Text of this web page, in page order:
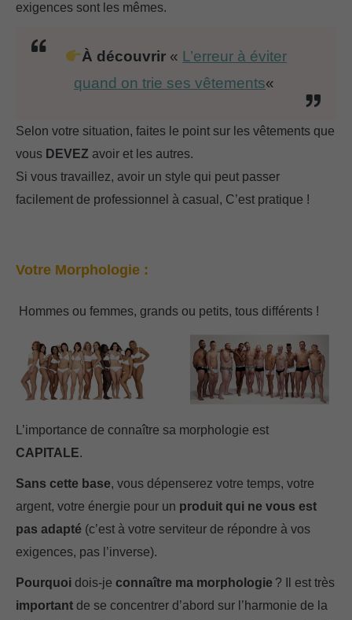
exigences sont les mêmes.
À découvrir « L’erreur à éviter
quand on trie ses vêtements«
Selon votre situation, faites le point sur les vêtements que
vous DEVEZ avoir et les autres.
Si vous travaillez, avoir un style qui peut passer
facilement de professionnel à casual, C’est pratique !
Votre Morphologie :
Hommes ou femmes, grands ou petits, tous différents !
L’importance de connaître sa morphologie est
CAPITALE.
Sans cette base, vous dépenserez votre temps, votre
argent, votre énergie pour un produit qui ne vous est
pas adapté (c’est à votre serviteur de répondre à vos
exigences, pas l’inverse).
Pourquoi dois-je connaître ma morphologie ? Il est très
important de se concentrer d’abord sur l’harmonie de la